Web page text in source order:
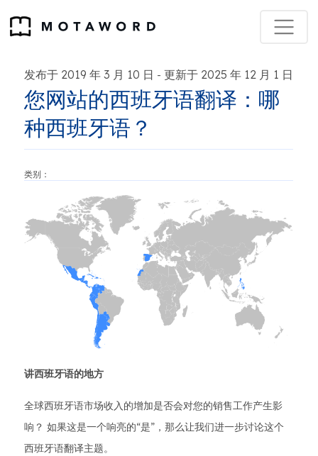
发布于 2019 年 3 月 10 日 - 更新于 2025 年 12 月 1 日
您网站的西班牙语翻译：哪
种西班牙语？
类别：
讲西班牙语的地方
全球西班牙语市场收入的增加是否会对您的销售工作产生影
响？ 如果这是一个响亮的“是”，那么让我们进一步讨论这个
西班牙语翻译主题。